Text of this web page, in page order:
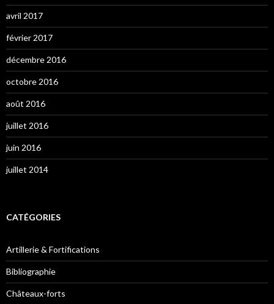
avril 2017
février 2017
décembre 2016
octobre 2016
août 2016
juillet 2016
juin 2016
juillet 2014
CATÉGORIES
Artillerie & Fortifications
Bibliographie
Châteaux-forts